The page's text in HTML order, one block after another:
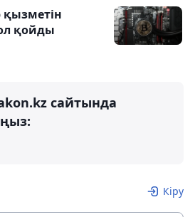
қойды
сайтында
Кіру